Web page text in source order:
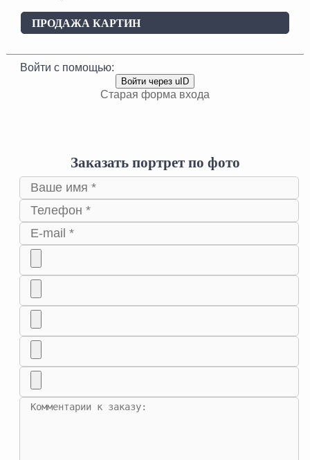
ПРОДАЖА КАРТИН
Войти с помощью:
Войти через uID
Старая форма входа
Заказать портрет по фото